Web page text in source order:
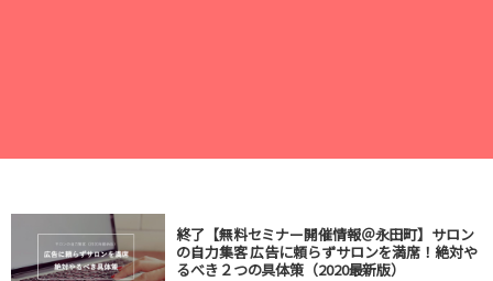
終了【無料セミナー開催情報＠永田町】サロン
の自力集客 広告に頼らずサロンを満席！絶対や
るべき２つの具体策（2020最新版）